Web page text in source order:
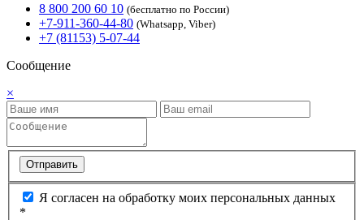
8 800 200 60 10 (бесплатно по России)
+7-911-360-44-80 (Whatsapp, Viber)
+7 (81153) 5-07-44
Сообщение
×
Отправить
Я согласен на обработку моих персональных данных
*